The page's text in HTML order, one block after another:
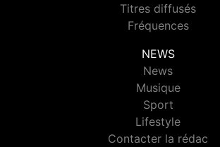
Titres diffusés
Fréquences
NEWS
News
Musique
Sport
Lifestyle
Contacter la rédac